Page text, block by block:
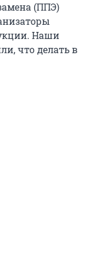
(ППЭ)
Наши
что делать в